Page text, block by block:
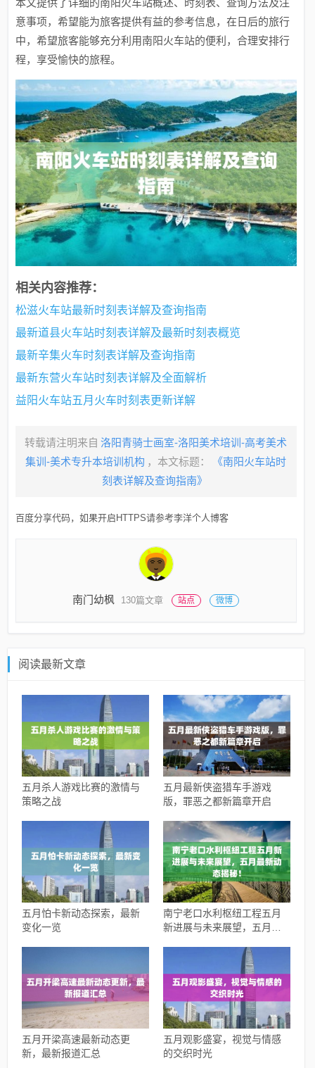
本文提供了详细的南阳火车站概述、时刻表、查询方法及注
意事项，希望能为旅客提供有益的参考信息，在日后的旅行
中，希望旅客能够充分利用南阳火车站的便利，合理安排行
程，享受愉快的旅程。
相关内容推荐：
松滋火车站最新时刻表详解及查询指南
最新道县火车站时刻表详解及最新时刻表概览
最新辛集火车时刻表详解及查询指南
最新东营火车站时刻表详解及全面解析
益阳火车站五月火车时刻表更新详解
转载请注明来自 洛阳青骑士画室-洛阳美术培训-高考美术
集训-美术专升本培训机构 ，本文标题：
《南阳火车站时
刻表详解及查询指南》
百度分享代码，如果开启HTTPS请参考李洋个人博客
南门幼枫 130篇文章 站点 微博
阅读最新文章
五月杀人游戏比赛的激情与
策略之战
五月最新侠盗猎车手游戏
版，罪恶之都新篇章开启
五月怕卡新动态探索，最新
变化一览
南宁老口水利枢纽工程五月
新进展与未来展望，五月最
五月开梁高速最新动态更
新，最新报道汇总
五月观影盛宴，视觉与情感
的交织时光